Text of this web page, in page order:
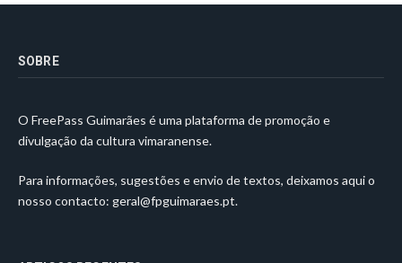
SOBRE
O FreePass Guimarães é uma plataforma de promoção e
divulgação da cultura vimaranense.
Para informações, sugestões e envio de textos, deixamos aqui o
nosso contacto: geral@fpguimaraes.pt.